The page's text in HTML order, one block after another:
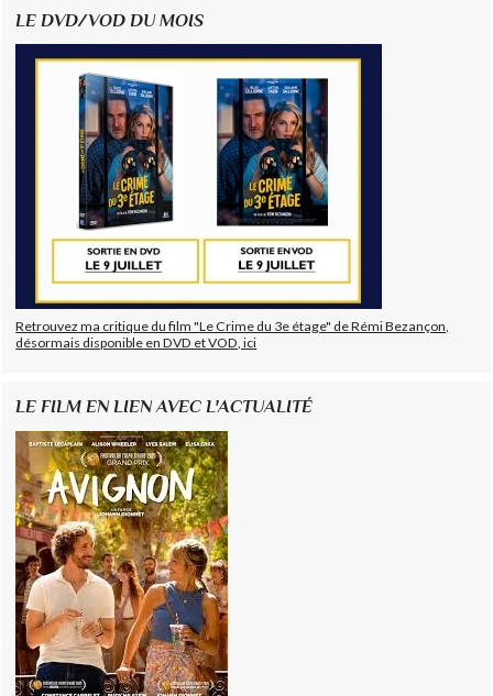
LE DVD/VOD DU MOIS
Retrouvez ma critique du film "Le Crime du 3e étage" de Rémi Bezançon,
désormais disponible en DVD et VOD, ici
LE FILM EN LIEN AVEC L'ACTUALITÉ